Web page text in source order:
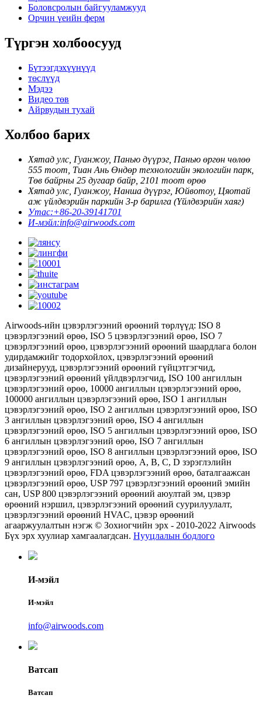
Боловсролын байгууламжууд
Орчин үеийн ферм
Түргэн холбоосууд
Бүтээгдэхүүнүүд
төслүүд
Мэдээ
Видео төв
Айрвудын тухай
Холбоо барих
Хятад улс, Гуанжоу, Панью дүүрэг, Панью өргөн чөлөө
555 тоот, Тиан Ань Өндөр технологийн экологийн парк,
Төв байрны 25 дугаар байр, 2101 тоот өрөө
Хятад улс, Гуанжоу, Нанша дүүрэг, Юйвотоу, Цяотай
аж үйлдвэрийн паркийн 3-р барилга (Үйлдвэрийн хаяг)
Утас:+86-20-39141701
И-мэйл:info@airwoods.com
Airwoods-ийн цэвэрлэгээний өрөөний төрлүүд: ISO 8
цэвэрлэгээний өрөө, ISO 5 цэвэрлэгээний өрөө, ISO 7
цэвэрлэгээний өрөө, цэвэрлэгээний өрөөний шаардлага болон
удирдамжийг тодорхойлох, цэвэрлэгээний өрөөний
дизайнерууд, цэвэрлэгээний өрөөний гүйцэтгэгчид,
цэвэрлэгээний өрөөний үйлдвэрлэгчид, ISO 100 ангиллын
цэвэрлэгээний өрөө, 10000 ангиллын цэвэрлэгээний өрөө,
100000 ангиллын цэвэрлэгээний өрөө, ISO 1 ангиллын
цэвэрлэгээний өрөө, ISO 2 ангиллын цэвэрлэгээний өрөө, ISO
3 ангиллын цэвэрлэгээний өрөө, ISO 4 ангиллын
цэвэрлэгээний өрөө, ISO 5 ангиллын цэвэрлэгээний өрөө, ISO
6 ангиллын цэвэрлэгээний өрөө, ISO 7 ангиллын
цэвэрлэгээний өрөө, ISO 8 ангиллын цэвэрлэгээний өрөө, ISO
9 ангиллын цэвэрлэгээний өрөө, А, В, С, D зэрэглэлийн
цэвэрлэгээний өрөө, FDA цэвэрлэгээний өрөө, баталгаажсан
цэвэрлэгээний өрөө, USP 797 цэвэрлэгээний өрөөний эмийн
сан, USP 800 цэвэрлэгээний өрөөний аюултай эм, цэвэр
өрөөний нэршил, цэвэрлэгээний өрөөний суурилуулалт,
цэвэрлэгээний өрөөний HVAC, цэвэр өрөөний
агааржуулалтын нэгж © Зохиогчийн эрх - 2010-2022 Airwoods
Бүх эрх хуулиар хамгаалагдсан. Нууцлалын бодлого
И-мэйл
И-мэйл
info@airwoods.com
Ватсап
Ватсап